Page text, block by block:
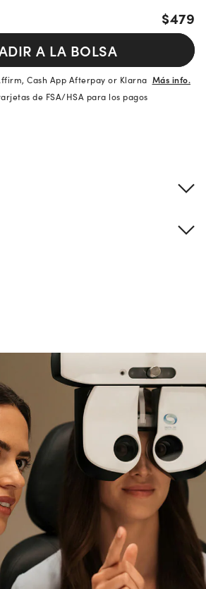
$479
A LA BOLSA
Cash App Afterpay or Klarna Más info.
de FSA/HSA para los pagos